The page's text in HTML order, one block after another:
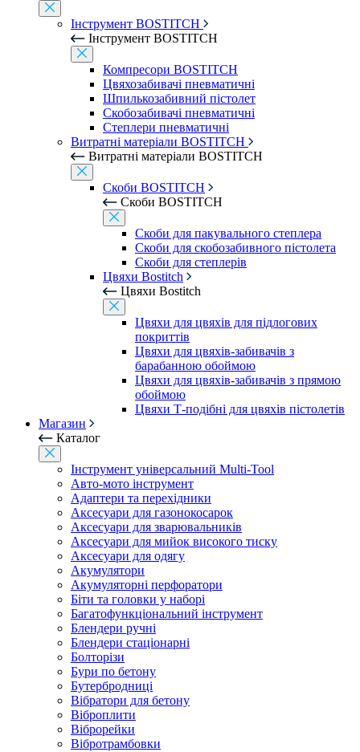
Інструмент BOSTITCH
Інструмент BOSTITCH
Компресори BOSTITCH
Цвяхозабивачі пневматичні
Шпилькозабивний пістолет
Скобозабивачі пневматичні
Степлери пневматичні
Витратні матеріали BOSTITCH
Витратні матеріали BOSTITCH
Скоби BOSTITCH
Скоби BOSTITCH
Скоби для пакувального степлера
Скоби для скобозабивного пістолета
Скоби для степлерів
Цвяхи Bostitch
Цвяхи Bostitch
Цвяхи для цвяхів для підлогових
покриттів
Цвяхи для цвяхів-забивачів з
барабанною обоймою
Цвяхи для цвяхів-забивачів з прямою
обоймою
Цвяхи Т-подібні для цвяхів пістолетів
Магазин
Каталог
Інструмент універсальний Multi-Tool
Авто-мото інструмент
Адаптери та перехідники
Аксесуари для газонокосарок
Аксесуари для зварювальників
Аксесуари для мийок високого тиску
Аксесуари для одягу
Акумулятори
Акумуляторні перфоратори
Біти та головки у наборі
Багатофункціональний інструмент
Блендери ручні
Блендери стаціонарні
Болторізи
Бури по бетону
Бутербродниці
Вібратори для бетону
Віброплити
Віброрейки
Вібротрамбовки